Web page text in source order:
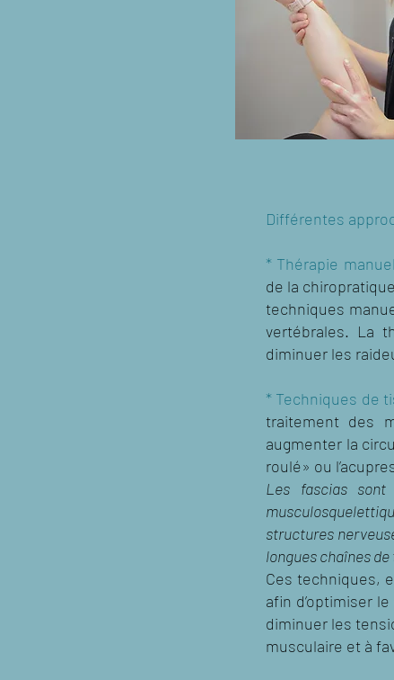
Différentes
* Thérapie
de la
techniques
vertébrales. La
diminuer les
* Techniques de
traitement des
augmenter la
roulé» ou
Les fascias
structures
longues chaînes
Ces techniques,
afin d’optimiser
diminuer les
musculaire et à